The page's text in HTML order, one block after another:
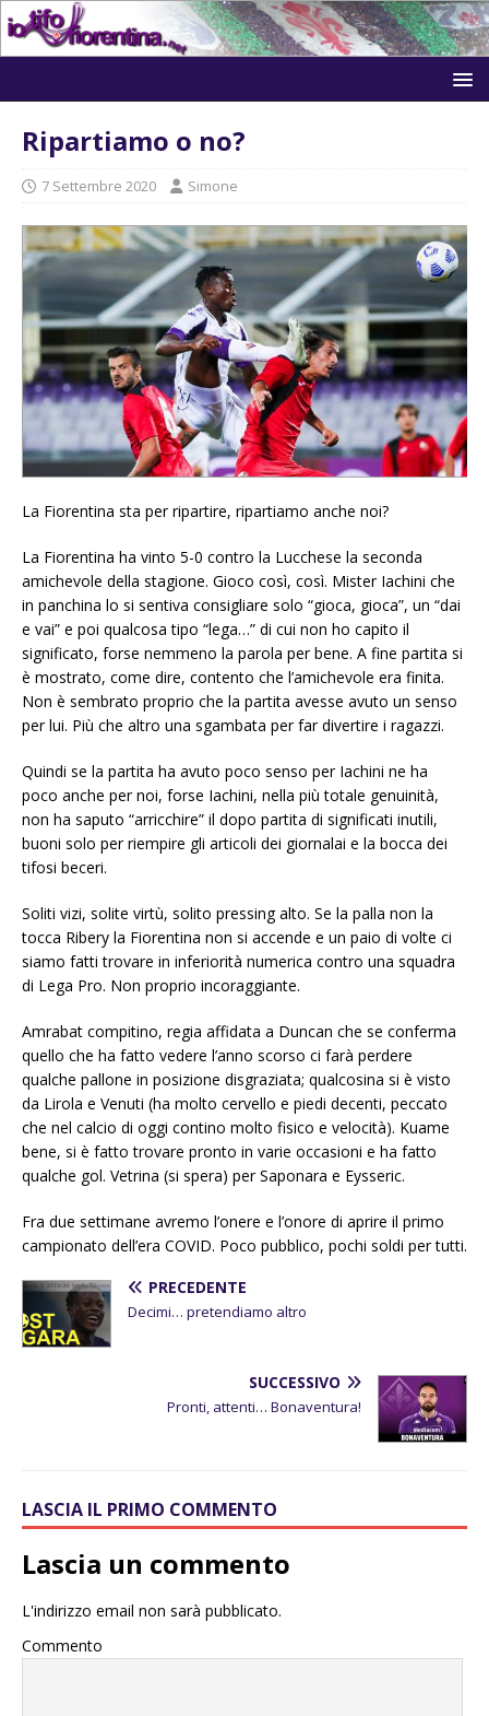
Ripartiamo o no?
7 Settembre 2020 Simone
La Fiorentina sta per ripartire, ripartiamo anche noi?
La Fiorentina ha vinto 5-0 contro la Lucchese la seconda
amichevole della stagione. Gioco così, così. Mister Iachini che
in panchina lo si sentiva consigliare solo “gioca, gioca”, un “dai
e vai” e poi qualcosa tipo “lega…” di cui non ho capito il
significato, forse nemmeno la parola per bene. A fine partita si
è mostrato, come dire, contento che l’amichevole era finita.
Non è sembrato proprio che la partita avesse avuto un senso
per lui. Più che altro una sgambata per far divertire i ragazzi.
Quindi se la partita ha avuto poco senso per Iachini ne ha
poco anche per noi, forse Iachini, nella più totale genuinità,
non ha saputo “arricchire” il dopo partita di significati inutili,
buoni solo per riempire gli articoli dei giornalai e la bocca dei
tifosi beceri.
Soliti vizi, solite virtù, solito pressing alto. Se la palla non la
tocca Ribery la Fiorentina non si accende e un paio di volte ci
siamo fatti trovare in inferiorità numerica contro una squadra
di Lega Pro. Non proprio incoraggiante.
Amrabat compitino, regia affidata a Duncan che se conferma
quello che ha fatto vedere l’anno scorso ci farà perdere
qualche pallone in posizione disgraziata; qualcosina si è visto
da Lirola e Venuti (ha molto cervello e piedi decenti, peccato
che nel calcio di oggi contino molto fisico e velocità). Kuame
bene, si è fatto trovare pronto in varie occasioni e ha fatto
qualche gol. Vetrina (si spera) per Saponara e Eysseric.
Fra due settimane avremo l’onere e l’onore di aprire il primo
campionato dell’era COVID. Poco pubblico, pochi soldi per tutti.
PRECEDENTE
Decimi… pretendiamo altro
SUCCESSIVO
Pronti, attenti… Bonaventura!
LASCIA IL PRIMO COMMENTO
Lascia un commento
L'indirizzo email non sarà pubblicato.
Commento